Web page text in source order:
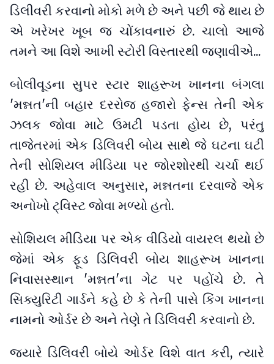
ડિલીવરી કરવાનો મોકો મળે છે અને પછી જે થાય છે
એ ખરેખર ખૂબ જ ચોંકાવનારું છે. ચાલો આજે
તમને આ વિશે આખી સ્ટોરી વિસ્તારથી જણાવીએ...
બોલીવૂડના સુપર સ્ટાર શાહરૂખ ખાનના બંગલા
'મન્નત'ની બહાર દરરોજ હજારો ફેન્સ તેની એક
ઝલક જોવા માટે ઉમટી પડતા હોય છે, પરંતુ
તાજેતરમાં એક ડિલિવરી બોય સાથે જે ઘટના ઘટી
તેની સોશિયલ મીડિયા પર જોરશોરથી ચર્ચા થઈ
રહી છે. અહેવાલ અનુસાર, મન્નતના દરવાજે એક
અનોખો ટ્વિસ્ટ જોવા મળ્યો હતો.
સોશિયલ મીડિયા પર એક વીડિયો વાયરલ થયો છે
જેમાં એક ફૂડ ડિલિવરી બોય શાહરૂખ ખાનના
નિવાસસ્થાન 'મન્નત'ના ગેટ પર પહોંચે છે. તે
સિક્યુરિટી ગાર્ડને કહે છે કે તેની પાસે કિંગ ખાનના
નામનો ઓર્ડર છે અને તેણે તે ડિલિવરી કરવાનો છે.
જ્યારે ડિલિવરી બોયે ઓર્ડર વિશે વાત કરી, ત્યારે